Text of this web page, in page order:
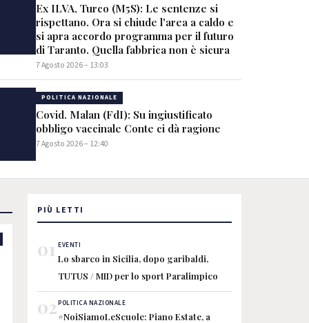
Ex ILVA, Turco (M5S): Le sentenze si
rispettano. Ora si chiude l'area a caldo e
si apra accordo programma per il futuro
di Taranto. Quella fabbrica non è sicura
7 Agosto 2026 – 13:03
POLITICA NAZIONALE
Covid. Malan (FdI): Su ingiustificato
obbligo vaccinale Conte ci dà ragione
7 Agosto 2026 – 12:40
PIÙ LETTI
01 EVENTI
Lo sbarco in Sicilia, dopo garibaldi,
TUTUS / MID per lo sport Paralimpico
02POLITICA NAZIONALE
#NoiSiamoLeScuole: Piano Estate, a